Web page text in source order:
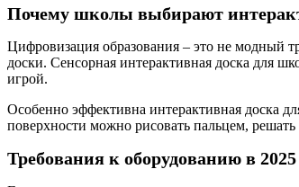
Почему школы выбирают
Цифровизация образования – это не модный
доски. Сенсорная интерактивная доска для
игрой.
Особенно эффективна интерактивная доска
поверхности можно рисовать пальцем,
Требования к оборудованию в 2025